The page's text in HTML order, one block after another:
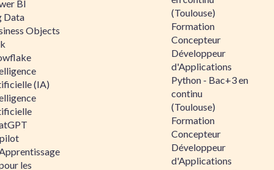
BI
Data
Objects
(IA)
les
(Toulouse)
Formation
Concepteur
Développeur
d'Applications
Python - Bac+3 en
continu
(Toulouse)
Formation
Concepteur
Développeur
d'Applications